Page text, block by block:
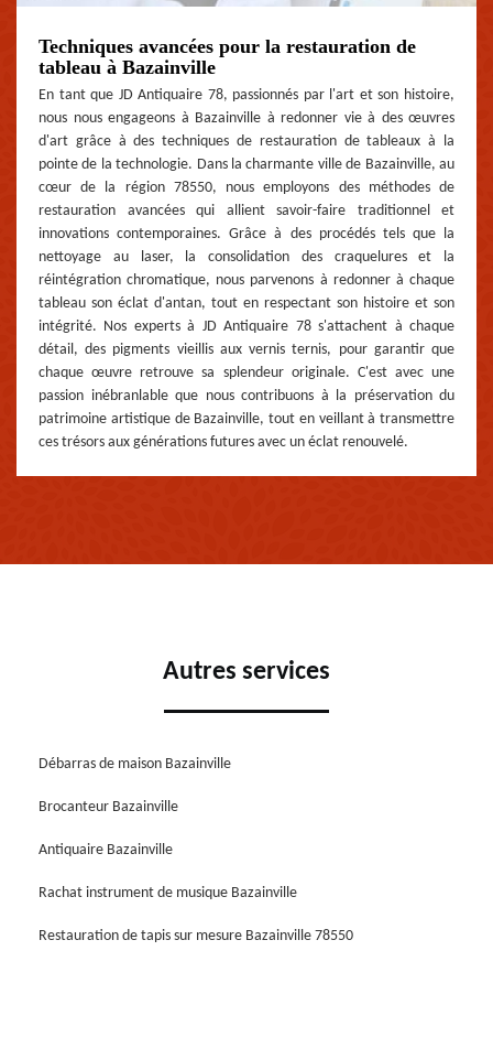
Techniques avancées pour la restauration de
tableau à Bazainville
En tant que JD Antiquaire 78, passionnés par l'art et son histoire,
nous nous engageons à Bazainville à redonner vie à des œuvres
d'art grâce à des techniques de restauration de tableaux à la
pointe de la technologie. Dans la charmante ville de Bazainville, au
cœur de la région 78550, nous employons des méthodes de
restauration avancées qui allient savoir-faire traditionnel et
innovations contemporaines. Grâce à des procédés tels que la
nettoyage au laser, la consolidation des craquelures et la
réintégration chromatique, nous parvenons à redonner à chaque
tableau son éclat d'antan, tout en respectant son histoire et son
intégrité. Nos experts à JD Antiquaire 78 s'attachent à chaque
détail, des pigments vieillis aux vernis ternis, pour garantir que
chaque œuvre retrouve sa splendeur originale. C'est avec une
passion inébranlable que nous contribuons à la préservation du
patrimoine artistique de Bazainville, tout en veillant à transmettre
ces trésors aux générations futures avec un éclat renouvelé.
Autres services
Débarras de maison Bazainville
Brocanteur Bazainville
Antiquaire Bazainville
Rachat instrument de musique Bazainville
Restauration de tapis sur mesure Bazainville 78550